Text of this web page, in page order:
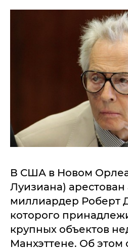
В США в Новом
Луизиана)
миллиардер Роберт
которого
крупных объектов
Манхэттене. Об этом